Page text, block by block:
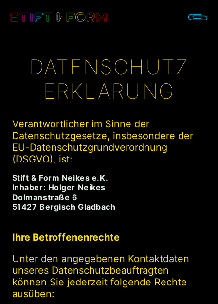
DATENSCHUTZ
ERKLÄRUNG
Verantwortlicher im Sinne der
Datenschutzgesetze, insbesondere der
EU-Datenschutzgrundverordnung
(DSGVO), ist:
Stift & Form Neikes e.K.
Inhaber: Holger Neikes
Dolmanstraße 6
51427 Bergisch Gladbach
Ihre Betroffenenrechte
Unter den angegebenen Kontaktdaten
unseres Datenschutzbeauftragten
können Sie jederzeit folgende Rechte
ausüben: